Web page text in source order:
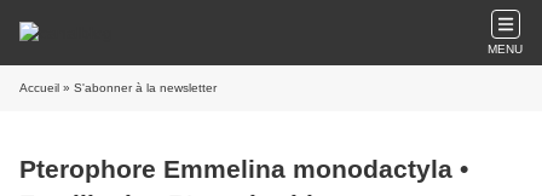
MENU
Accueil » S'abonner à la newsletter
Pterophore Emmelina monodactyla •